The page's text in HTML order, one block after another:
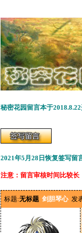
秘密花园留言本于
2021年5月28日恢复签写留
注意：留言审核时间比较长
标题:无标题 剑胆琴心 发